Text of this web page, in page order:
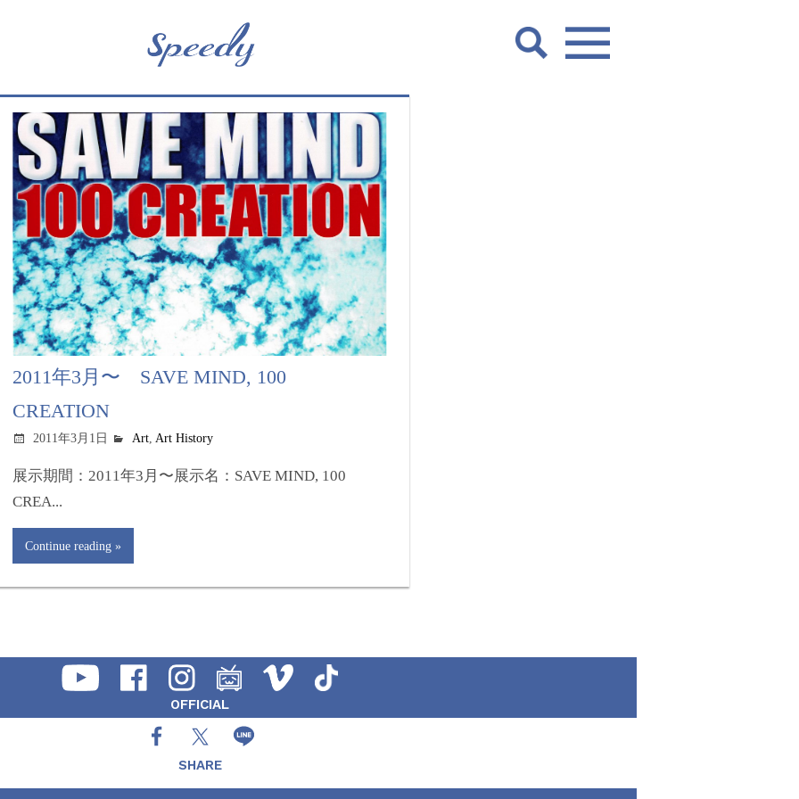
2011年3月〜 SAVE MIND, 100
CREATION
2011年3月1日 Art, Art History
展示期間：2011年3月〜展示名：SAVE MIND, 100
CREA...
Continue reading
OFFICIAL
SHARE